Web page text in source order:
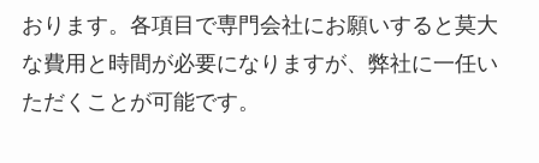
おります。各項目で専門会社にお願いすると莫大
な費用と時間が必要になりますが、弊社に一任い
ただくことが可能です。